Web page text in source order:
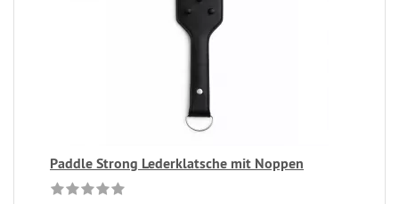
Paddle Strong Lederklatsche mit Noppen